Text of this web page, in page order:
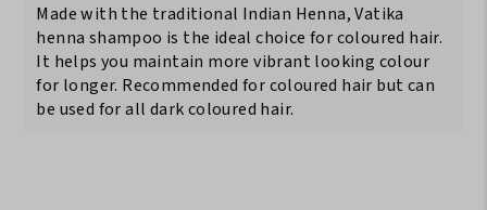
Made with the traditional Indian Henna, Vatika
henna shampoo is the ideal choice for coloured hair.
It helps you maintain more vibrant looking colour
for longer. Recommended for coloured hair but can
be used for all dark coloured hair.